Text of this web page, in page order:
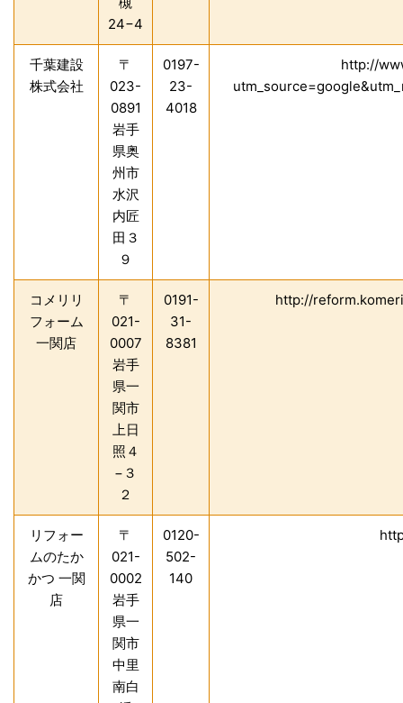
24−4
千葉建設
株式会社
〒
023-
0891
岩手
県奥
州市
水沢
内匠
田３
９
0197-
23-
4018
http://
コメリリ
フォーム
一関店
〒
021-
0007
岩手
県一
関市
上日
照４
−３
２
0191-
31-
8381
http://
リフォー
ムのたか
かつ 一関
店
〒
021-
0002
岩手
県一
関市
中里
南白
0120-
502-
140